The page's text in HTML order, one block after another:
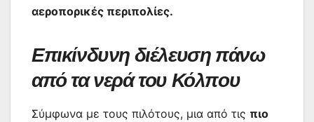
αεροπορικές περιπολίες.
Επικίνδυνη διέλευση πάνω
από τα νερά του Κόλπου
Σύμφωνα με τους πιλότους, μια από τις πιο